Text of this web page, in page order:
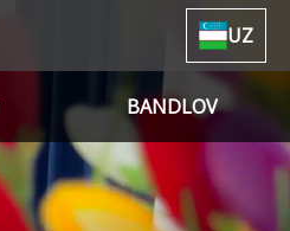
UZ
BANDLOV